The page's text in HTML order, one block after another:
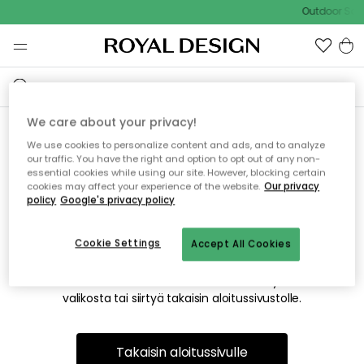
Outdoor
Emme valitettavasti löydä
etsimääsi sivua
Tämä voi johtua siitä, että sivua ei enää ole tai siitä, että se
on siirretty muualle. Pahoittelemme tästä mahdollisesti
valikosta tai siirtyä takaisin aloitussivustolle.
Takaisin aloitussivulle
We care about your privacy!
We use cookies to personalize content and ads, and to analyze
our traffic. You have the right and option to opt out of any non-
essential cookies while using our site. However, blocking certain
cookies may affect your experience of the website. Our privacy
policy Google's privacy policy
Accept All Cookies
Cookie Settings